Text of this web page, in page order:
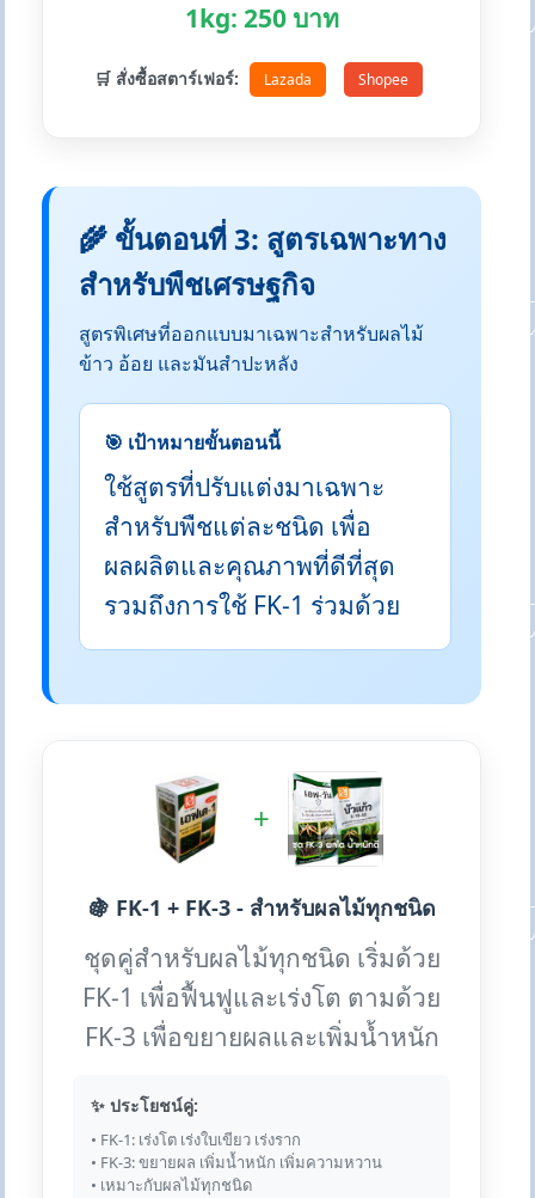
1kg: 250 บาท
🛒 สั่งซื้อสตาร์เฟอร์: Lazada Shopee
🌾 ขั้นตอนที่ 3: สูตรเฉพาะทาง
สำหรับพืชเศรษฐกิจ
สูตรพิเศษที่ออกแบบมาเฉพาะสำหรับผลไม้
ข้าว อ้อย และมันสำปะหลัง
🎯 เป้าหมายขั้นตอนนี้
ใช้สูตรที่ปรับแต่งมาเฉพาะ
สำหรับพืชแต่ละชนิด เพื่อ
ผลผลิตและคุณภาพที่ดีที่สุด
รวมถึงการใช้ FK-1 ร่วมด้วย
+
🍇 FK-1 + FK-3 - สำหรับผลไม้ทุกชนิด
ชุดคู่สำหรับผลไม้ทุกชนิด เริ่มด้วย
FK-1 เพื่อฟื้นฟูและเร่งโต ตามด้วย
FK-3 เพื่อขยายผลและเพิ่มน้ำหนัก
✨ ประโยชน์คู่:
• FK-1: เร่งโต เร่งใบเขียว เร่งราก
• FK-3: ขยายผล เพิ่มน้ำหนัก เพิ่มความหวาน
• เหมาะกับผลไม้ทุกชนิด